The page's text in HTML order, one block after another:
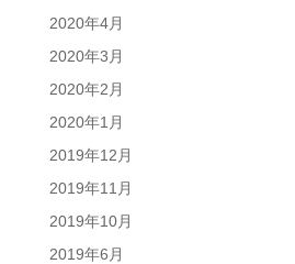
2020年4月
2020年3月
2020年2月
2020年1月
2019年12月
2019年11月
2019年10月
2019年6月